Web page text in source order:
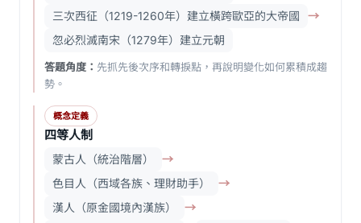
三次西征（1219-1260年）建立橫跨歐亞的大帝國
→
忽必烈滅南宋（1279年）建立元朝
答題角度： 先抓先後次序和轉捩點，再說明變化如何累積成趨
勢。
概念定義
四等人制
蒙古人（統治階層）
→
色目人（西域各族、理財助手）
→
漢人（原金國境內漢族）
→